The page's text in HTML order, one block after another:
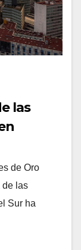
las
de Oro
de las
Sur ha